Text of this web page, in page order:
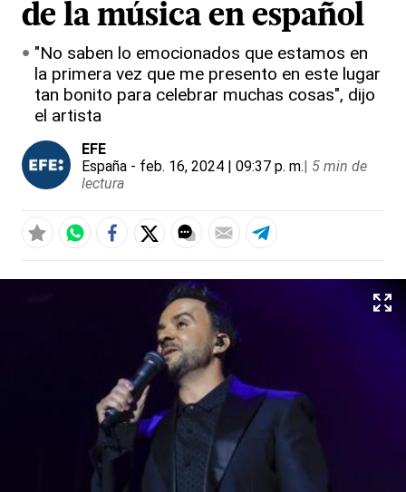
de la música en español
"No saben lo emocionados que estamos en
la primera vez que me presento en este lugar
tan bonito para celebrar muchas cosas", dijo
el artista
EFE
España - feb. 16, 2024 | 09:37 p. m.| 5 min de
lectura